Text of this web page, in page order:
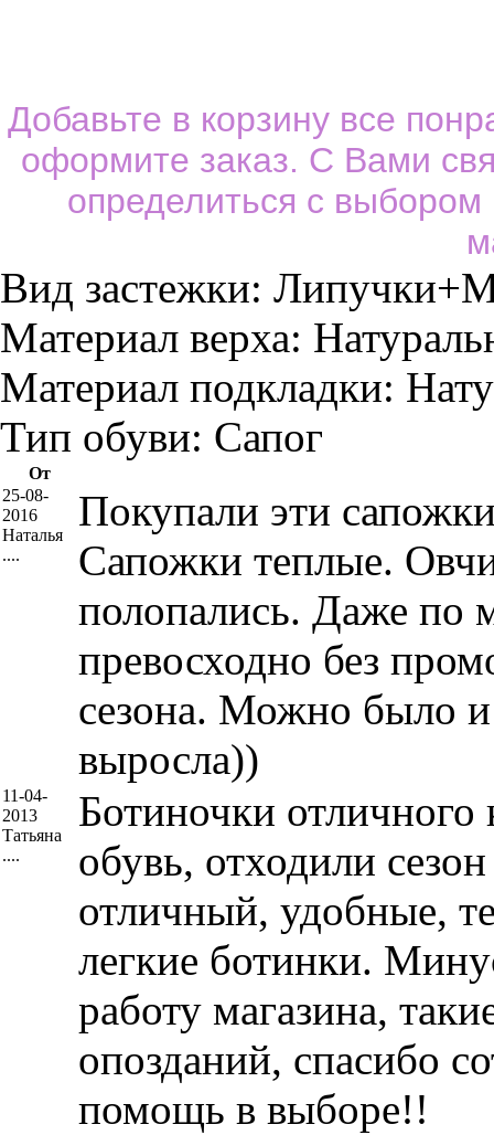
Добавьте в корзину все
оформите заказ. С Вами
определиться с
Вид застежки:
Материал верха:
Материал подкладки:
Тип обуви: Сапог
От
25-08-
2016
Наталья
....
Покупали эти
Сапожки теплые.
полопались. Даже по
превосходно без
сезона. Можно было и
выросла))
11-04-
2013
Татьяна
....
Ботиночки отличного
обувь, отходили
отличный, удобные,
легкие ботинки.
работу магазина,
опозданий, спасибо
помощь в выборе!!